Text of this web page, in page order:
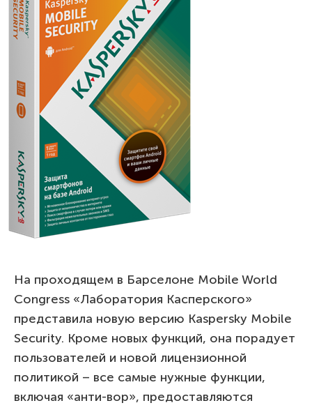
На проходящем в Барселоне Mobile World
Congress «Лаборатория Касперского»
представила новую версию Kaspersky Mobile
Security. Кроме новых функций, она порадует
пользователей и новой лицензионной
политикой – все самые нужные функции,
включая «анти-вор», предоставляются